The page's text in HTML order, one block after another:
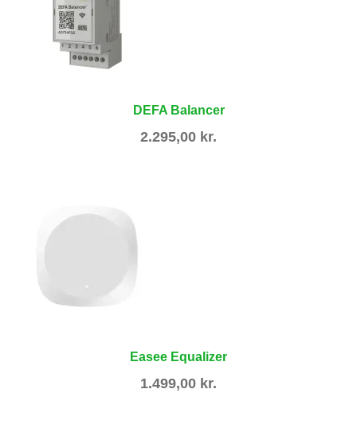
DEFA Balancer
2.295,00 kr.
Easee Equalizer
1.499,00 kr.